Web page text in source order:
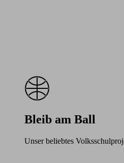
Bleib am Ball
Unser beliebtes